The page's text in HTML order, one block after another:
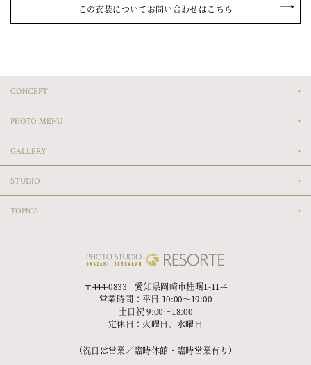
この衣装についてお問い合わせはこちら
CONCEPT
PHOTO MENU
GALLERY
STUDIO
TOPICS
〒444-0833 愛知県岡崎市柱曙1-11-4
営業時間：平日 10:00〜19:00
土日祝 9:00〜18:00
定休日：火曜日、水曜日
（祝日は営業／臨時休館・臨時営業有り）